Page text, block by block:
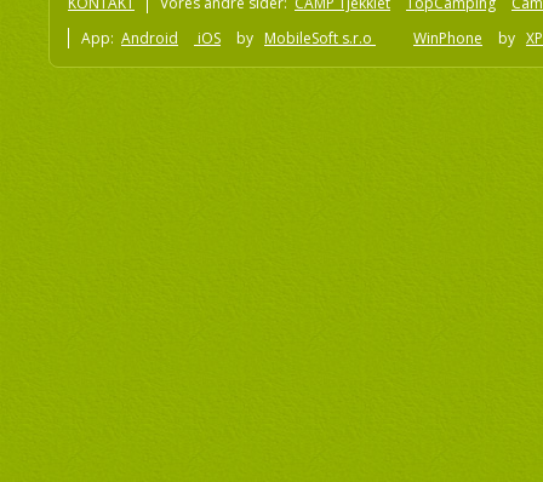
App: Android iOS by MobileSoft s.r.o WinPhone by